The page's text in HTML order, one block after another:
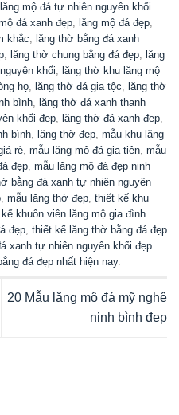
lăng mộ đá tự nhiên nguyên khối
đá xanh đẹp, lăng mộ đá đẹp,
khắc, lăng thờ bằng đá xanh
, lăng thờ chung bằng đá đẹp, lăng
khối, lăng thờ khu lăng mộ
họ, lăng thờ đá gia tộc, lăng thờ
bình, lăng thờ đá xanh thanh
khối đẹp, lăng thờ đá xanh đẹp,
bình, lăng thờ đẹp, mẫu khu lăng
rẻ, mẫu lăng mộ đá gia tiên, mẫu
đẹp, mẫu lăng mộ đá đẹp ninh
bằng đá xanh tự nhiên nguyên
, mẫu lăng thờ đẹp, thiết kế khu
khuôn viên lăng mộ gia đình
đẹp, thiết kế lăng thờ bằng đá đẹp
xanh tự nhiên nguyên khối đẹp
đá đẹp nhất hiện nay.
20 Mẫu lăng mộ đá mỹ nghệ
ninh bình đẹp